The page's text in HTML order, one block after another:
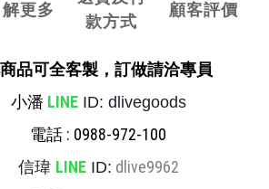
更多
款方式
顧客評價
品可全客製，訂做請洽專員
小潘 LINEID: dlivegoods
電話 : 0988-972-100
信瑋 LINEID: dlive9962